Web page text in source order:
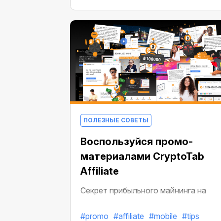
покупать BTC, если их можно
заработать на веб-серфинге?
ПОЛЕЗНЫЕ СОВЕТЫ
Воспользуйся промо-
материалами CryptoTab
Affiliate
Секрет прибыльного майнинга на
секрет…
#promo #affiliate #mobile #tips